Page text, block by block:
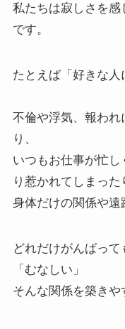
私たちは寂しさを
です。
たとえば「好きな人
不倫や浮気、報われ
り、
いつもお仕事が忙
り惹かれてしまった
身体だけの関係や
どれだけがんばって
「むなしい」
そんな関係を築きや